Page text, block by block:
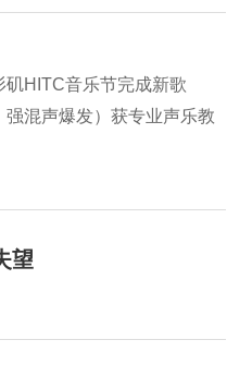
HITC音乐节完成新歌
强混声爆发）获专业声乐教
望